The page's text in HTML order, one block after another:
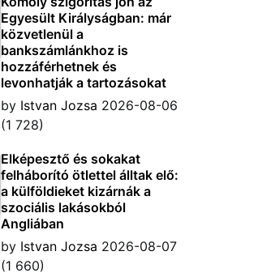
Egyesült Királyságban: már
közvetlenül a
bankszámlánkhoz is
hozzáférhetnek és
levonhatják a tartozásokat
by Istvan Jozsa 2026-08-06
(1 728)
Elképesztő és sokakat
felháborító ötlettel álltak elő:
a külföldieket kizárnák a
szociális lakásokból
Angliában
by Istvan Jozsa 2026-08-07
(1 660)